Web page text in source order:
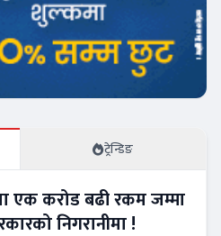
ट्रेन्डिङ
एक करोड बढी रकम जम्मा
निगरानीमा !